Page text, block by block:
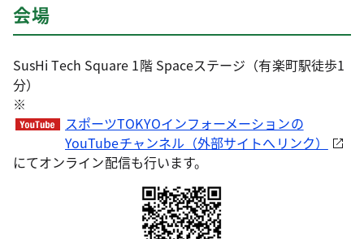
会場
SusHi Tech Square 1階 Spaceステージ（有楽町駅徒歩1
分）
※
スポーツTOKYOインフォーメーションの
YouTubeチャンネル（外部サイトへリンク）
にてオンライン配信も行います。